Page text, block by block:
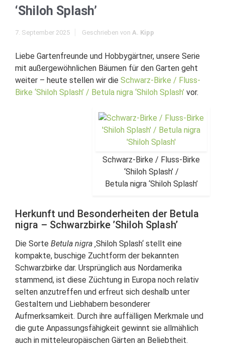
‘Shiloh Splash’
7. September 2025 Geschrieben von A. Kipp
Liebe Gartenfreunde und Hobbygärtner, unsere Serie
mit außergewöhnlichen Bäumen für den Garten geht
weiter – heute stellen wir die Schwarz-Birke / Fluss-
Birke ‘Shiloh Splash’ / Betula nigra ‘Shiloh Splash’ vor.
Schwarz-Birke / Fluss-Birke
‘Shiloh Splash’ /
Betula nigra ‘Shiloh Splash’
Herkunft und Besonderheiten der Betula
nigra – Schwarzbirke ’Shiloh Splash’
Die Sorte Betula nigra ‚Shiloh Splash‘ stellt eine
kompakte, buschige Zuchtform der bekannten
Schwarzbirke dar. Ursprünglich aus Nordamerika
stammend, ist diese Züchtung in Europa noch relativ
selten anzutreffen und erfreut sich deshalb unter
Gestaltern und Liebhabern besonderer
Aufmerksamkeit. Durch ihre auffälligen Merkmale und
die gute Anpassungsfähigkeit gewinnt sie allmählich
auch in mitteleuropäischen Gärten an Beliebtheit.